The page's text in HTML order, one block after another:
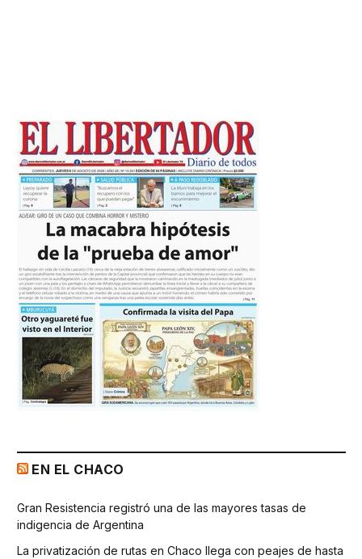
EN EL CHACO
Gran Resistencia registró una de las mayores tasas de
indigencia de Argentina
La privatización de rutas en Chaco llega con peajes de hasta